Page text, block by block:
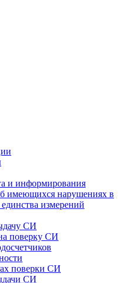
и информирования
имеющихся нарушениях в
измерений
СИ
поверку СИ
поверки СИ
СИ